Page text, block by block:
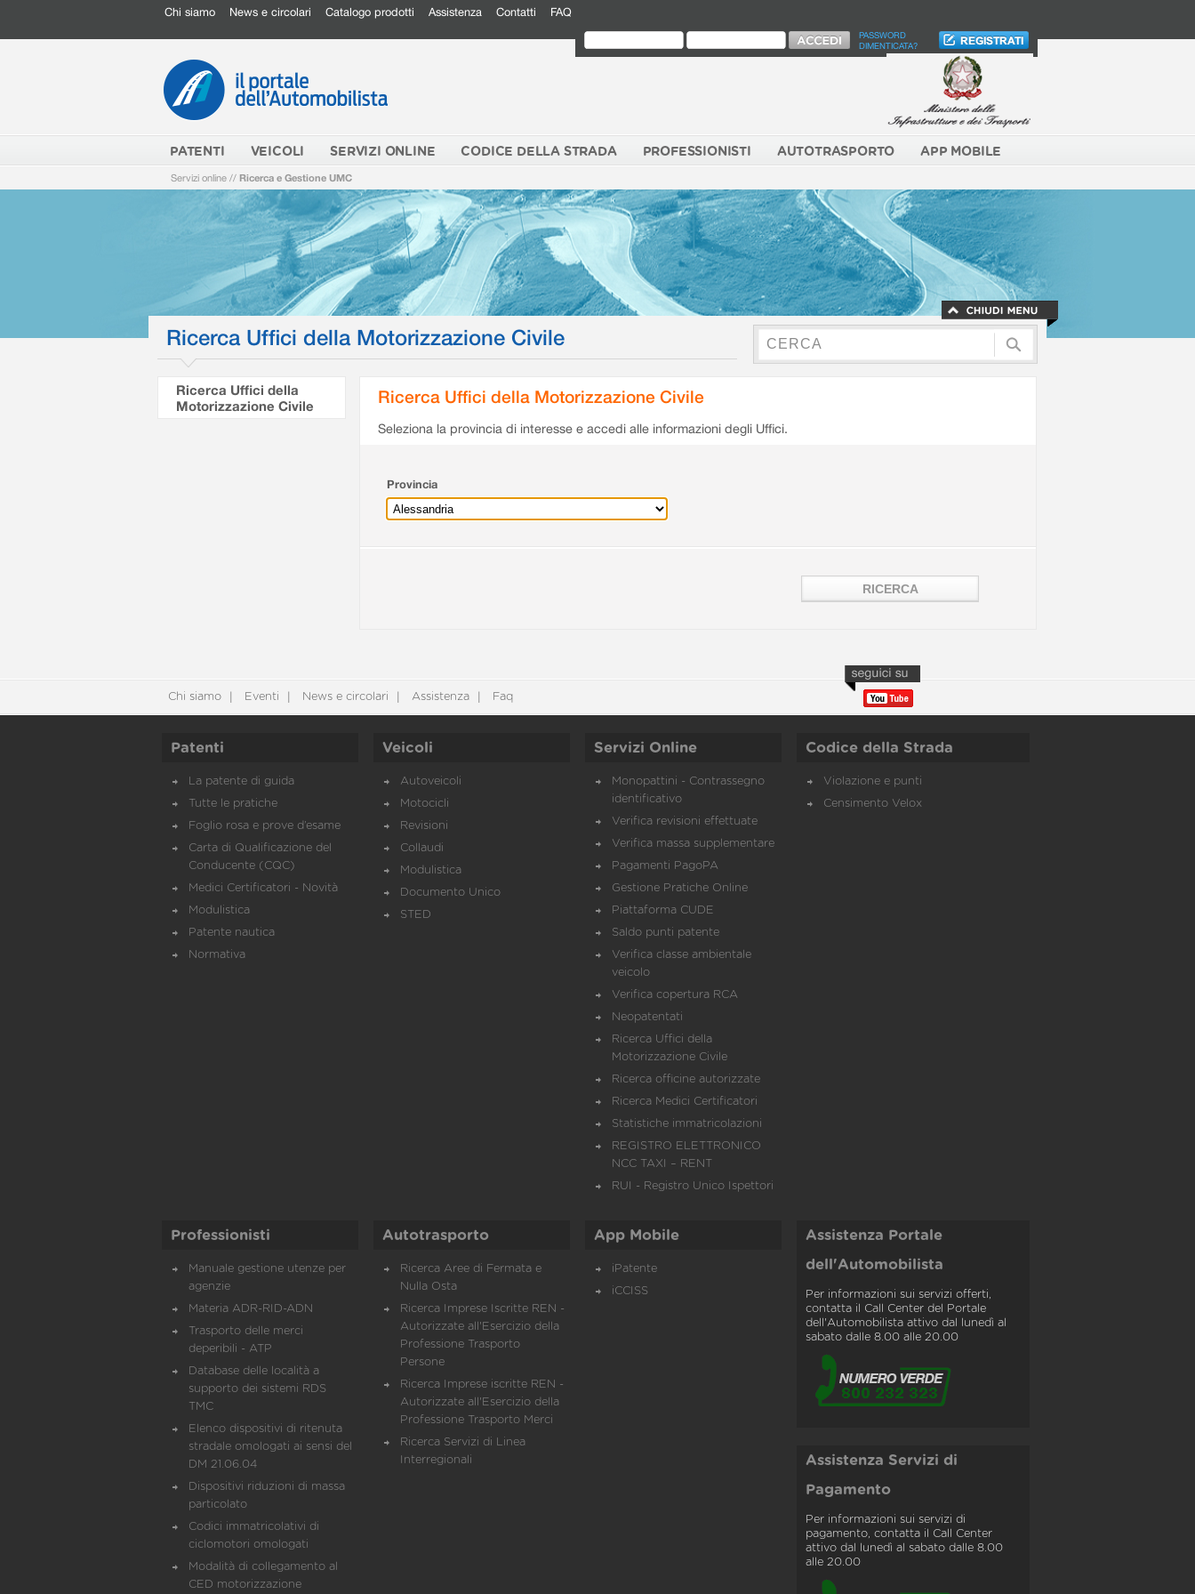
Chi siamo News e circolari Catalogo prodotti Assistenza Contatti FAQ
PASSWORD
DIMENTICATA?
PATENTI VEICOLI SERVIZI ONLINE CODICE DELLA STRADA PROFESSIONISTI AUTOTRASPORTO APP MOBILE
Servizi online // Ricerca e Gestione UMC
Ricerca Uffici della Motorizzazione Civile
Ricerca Uffici della
Motorizzazione Civile
Ricerca Uffici della Motorizzazione Civile
Seleziona la provincia di interesse e accedi alle informazioni degli Uffici.
Provincia
Chi siamo Eventi News e circolari Assistenza Faq
Patenti
La patente di guida
Tutte le pratiche
Foglio rosa e prove d’esame
Carta di Qualificazione del
Conducente (CQC)
Medici Certificatori - Novità
Modulistica
Patente nautica
Normativa
Veicoli
Autoveicoli
Motocicli
Revisioni
Collaudi
Modulistica
Documento Unico
STED
Servizi Online
Monopattini - Contrassegno
identificativo
Verifica revisioni effettuate
Verifica massa supplementare
Pagamenti PagoPA
Gestione Pratiche Online
Piattaforma CUDE
Saldo punti patente
Verifica classe ambientale
veicolo
Verifica copertura RCA
Neopatentati
Ricerca Uffici della
Motorizzazione Civile
Ricerca officine autorizzate
Ricerca Medici Certificatori
Statistiche immatricolazioni
REGISTRO ELETTRONICO
NCC TAXI – RENT
RUI - Registro Unico Ispettori
Codice della Strada
Violazione e punti
Censimento Velox
Professionisti
Manuale gestione utenze per
agenzie
Materia ADR-RID-ADN
Trasporto delle merci
deperibili - ATP
Database delle località a
supporto dei sistemi RDS
TMC
Elenco dispositivi di ritenuta
stradale omologati ai sensi del
DM 21.06.04
Dispositivi riduzioni di massa
particolato
Codici immatricolativi di
ciclomotori omologati
Modalità di collegamento al
CED motorizzazione
Autotrasporto
Ricerca Aree di Fermata e
Nulla Osta
Ricerca Imprese Iscritte REN -
Autorizzate all'Esercizio della
Professione Trasporto
Persone
Ricerca Imprese iscritte REN -
Autorizzate all'Esercizio della
Professione Trasporto Merci
Ricerca Servizi di Linea
Interregionali
App Mobile
iPatente
iCCISS
Assistenza Portale
dell'Automobilista
Per informazioni sui servizi offerti,
contatta il Call Center del Portale
dell'Automobilista attivo dal lunedì al
sabato dalle 8.00 alle 20.00
Assistenza Servizi di
Pagamento
Per informazioni sui servizi di
pagamento, contatta il Call Center
attivo dal lunedì al sabato dalle 8.00
alle 20.00